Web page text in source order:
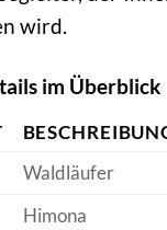
wird.
im Überblick
Waldläufer
Himona